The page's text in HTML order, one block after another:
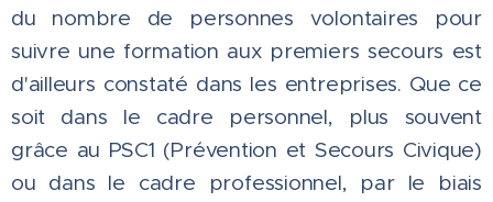
du nombre de personnes volontaires pour
suivre une formation aux premiers secours est
d'ailleurs constaté dans les entreprises. Que ce
soit dans le cadre personnel, plus souvent
grâce au PSC1 (Prévention et Secours Civique)
ou dans le cadre professionnel, par le biais